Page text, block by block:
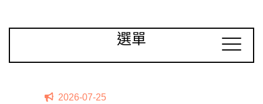
選單
2026-07-25